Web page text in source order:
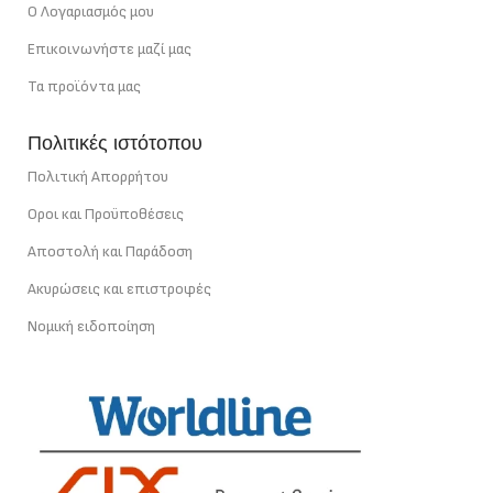
Ο Λογαριασμός μου
Επικοινωνήστε μαζί μας
Τα προϊόντα μας
Πολιτικές ιστότοπου
Πολιτική Απορρήτου
Οροι και Προϋποθέσεις
Αποστολή και Παράδοση
Ακυρώσεις και επιστροφές
Νομική ειδοποίηση